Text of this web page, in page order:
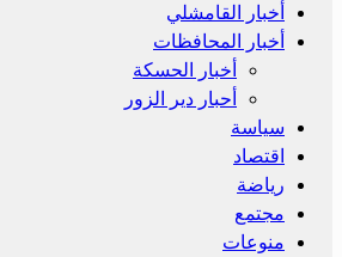
أخبار القامشلي
أخبار المحافظات
أخبار الحسكة
أحبار دير الزور
سياسة
اقتصاد
رياضة
مجتمع
منوعات